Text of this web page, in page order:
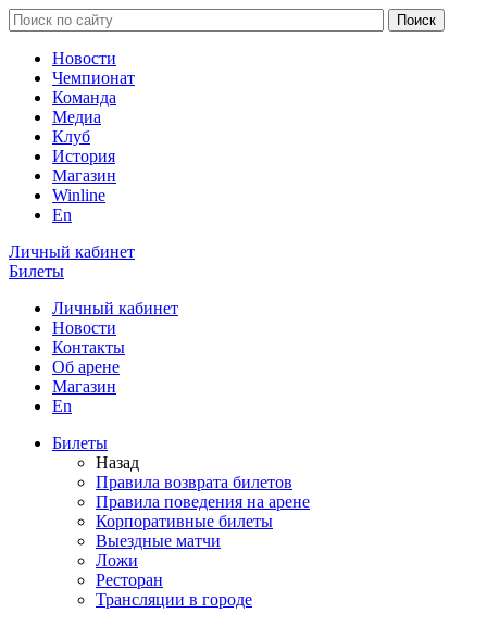
Новости
Чемпионат
Команда
Медиа
Клуб
История
Магазин
Winline
En
Личный кабинет
Билеты
Личный кабинет
Новости
Контакты
Об арене
Магазин
En
Билеты
Назад
Правила возврата билетов
Правила поведения на арене
Корпоративные билеты
Выездные матчи
Ложи
Ресторан
Трансляции в городе